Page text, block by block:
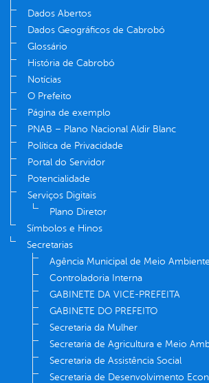
Dados Abertos
Dados Geográficos de Cabrobó
Glossário
História de Cabrobó
Notícias
O Prefeito
Página de exemplo
PNAB – Plano Nacional Aldir Blanc
Política de Privacidade
Portal do Servidor
Potencialidade
Serviços Digitais
Plano Diretor
Símbolos e Hinos
Secretarias
Agência Municipal de Meio Ambiente
Controladoria Interna
GABINETE DA VICE-PREFEITA
GABINETE DO PREFEITO
Secretaria da Mulher
Secretaria de Agricultura e Meio
Secretaria de Assistência Social
Secretaria de Desenvolvimento